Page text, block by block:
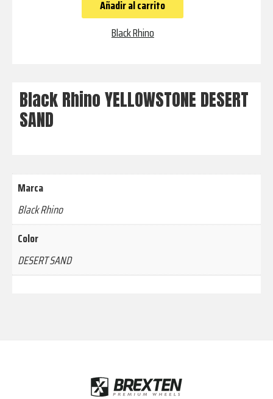
Añadir al carrito
Black Rhino
Black Rhino YELLOWSTONE DESERT
SAND
Marca
Black Rhino
Color
DESERT SAND